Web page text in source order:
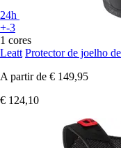
24h
+-3
1 cores
Leatt Protector de joelho
A partir de € 149,95
€ 124,10